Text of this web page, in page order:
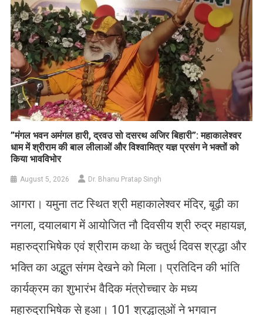
​”मंगल भवन अमंगल हारी, द्रवउ सो दसरथ अजिर बिहारी”: महाकालेश्वर
धाम में श्रीराम की बाल लीलाओं और विश्वामित्र यज्ञ प्रसंग ने भक्तों को
किया भावविभोर
August 5, 2026 Dr. Bhanu Pratap Singh
आगरा। यमुना तट स्थित श्री महाकालेश्वर मंदिर, बूढ़ी का
नगला, दयालबाग में आयोजित नौ दिवसीय श्री रुद्र महायज्ञ,
महारुद्राभिषेक एवं श्रीराम कथा के चतुर्थ दिवस श्रद्धा और
भक्ति का अद्भुत संगम देखने को मिला। प्रतिदिन की भांति
कार्यक्रम का शुभारंभ वैदिक मंत्रोच्चार के मध्य
महारुद्राभिषेक से हुआ। 101 श्रद्धालुओं ने भगवान